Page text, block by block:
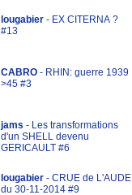
lougabier - EX CITERNA ?
#13
CABRO - RHIN: guerre 1939
>45 #3
jams - Les transformations
d'un SHELL devenu
GERICAULT #6
lougabier - CRUE de L'AUDE
du 30-11-2014 #9